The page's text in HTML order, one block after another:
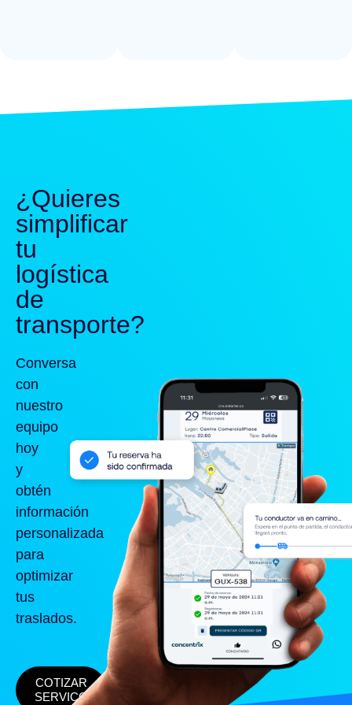
¿Quieres
simplificar
tu
logística
de
transporte?
Conversa
con
nuestro
equipo
hoy
y
obtén
información
personalizada
para
optimizar
tus
traslados.
COTIZAR
SERVICO